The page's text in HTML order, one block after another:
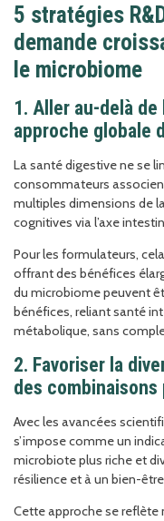
5 stratégies
demande
le microbiome
1. Aller au-delà
approche globale
La santé digestive ne se
consommateurs
multiples dimensions de
cognitives via l’axe
Pour les formulateurs,
offrant des bénéfices
du microbiome peuvent
bénéfices, reliant santé
métabolique, sans
2. Favoriser la
des
Avec les avancées
s’impose comme un
microbiote plus riche et
résilience et à un bien-
Cette approche se